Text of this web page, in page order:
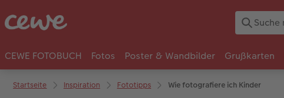
CEWE FOTOBUCH Fotos Poster & Wandbilder Grußkarten
Startseite Inspiration Fototipps Wie fotografiere ich Kinder